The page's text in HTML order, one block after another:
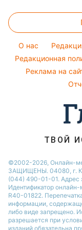
Максим Галкин
Настя
Легкие десерты
Праздничное
Курс валют
Магнитные бури
Погода на
Погода на
Пылевая буря
O нас
Редакционная
Реклама на
ТВОЙ
©2002-2026, Онлайн-
ЗАЩИЩЕНЫ. 04080, г.
(044) 490-01-01. Адрес
Идентификатор
R40-01822.
информации,
либо виде запрещено.
разрешается при
изданий обязательна